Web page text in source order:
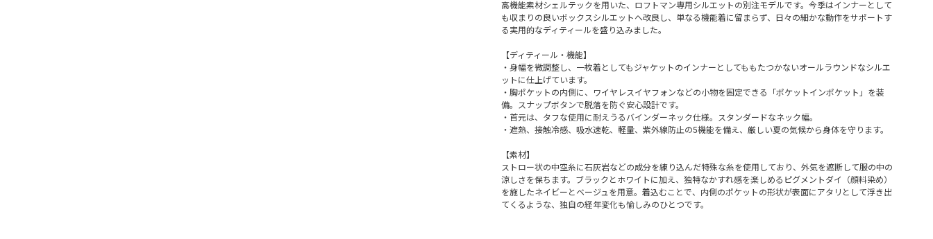
高機能素材シェルテックを用いた、ロフトマン専用シルエットの別注モデルです。今季はインナーとして
も収まりの良いボックスシルエットへ改良し、単なる機能着に留まらず、日々の細かな動作をサポートす
る実用的なディティールを盛り込みました。
【ディティール・機能】
・身幅を微調整し、一枚着としてもジャケットのインナーとしてももたつかないオールラウンドなシルエ
ットに仕上げています。
・胸ポケットの内側に、ワイヤレスイヤフォンなどの小物を固定できる「ポケットインポケット」を装
備。スナップボタンで脱落を防ぐ安心設計です。
・首元は、タフな使用に耐えうるバインダーネック仕様。スタンダードなネック幅。
・遮熱、接触冷感、吸水速乾、軽量、紫外線防止の5機能を備え、厳しい夏の気候から身体を守ります。
【素材】
ストロー状の中空糸に石灰岩などの成分を練り込んだ特殊な糸を使用しており、外気を遮断して服の中の
涼しさを保ちます。ブラックとホワイトに加え、独特なかすれ感を楽しめるピグメントダイ（顔料染め）
を施したネイビーとベージュを用意。着込むことで、内側のポケットの形状が表面にアタリとして浮き出
てくるような、独自の経年変化も愉しみのひとつです。